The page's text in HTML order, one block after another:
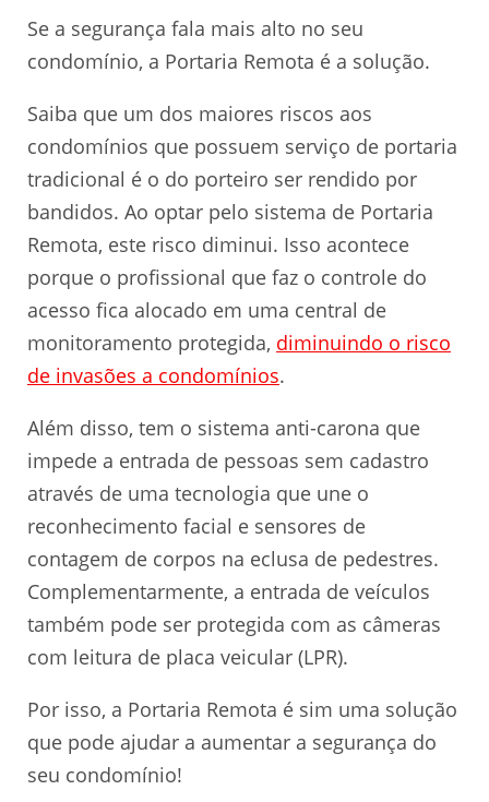
Se a segurança fala mais alto no seu
condomínio, a Portaria Remota é a solução.
Saiba que um dos maiores riscos aos
condomínios que possuem serviço de portaria
tradicional é o do porteiro ser rendido por
bandidos. Ao optar pelo sistema de Portaria
Remota, este risco diminui. Isso acontece
porque o profissional que faz o controle do
acesso fica alocado em uma central de
monitoramento protegida, diminuindo o risco
de invasões a condomínios.
Além disso, tem o sistema anti-carona que
impede a entrada de pessoas sem cadastro
através de uma tecnologia que une o
reconhecimento facial e sensores de
contagem de corpos na eclusa de pedestres.
Complementarmente, a entrada de veículos
também pode ser protegida com as câmeras
com leitura de placa veicular (LPR).
Por isso, a Portaria Remota é sim uma solução
que pode ajudar a aumentar a segurança do
seu condomínio!